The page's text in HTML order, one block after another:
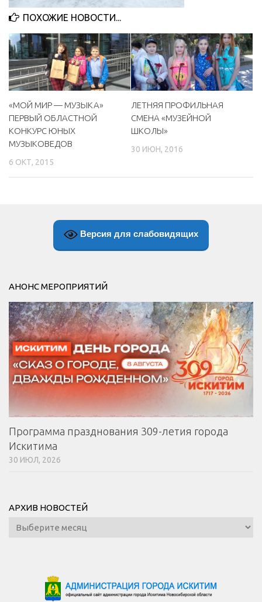
МБУ Дом культуры «Молодость»
МБУ Дом культуры «Октябрь»
МБОУ ДО «Детская школа искусств»
МБОУ ДО «Детская музыкальная школа»
МБУК «Искитимский городской историко-художественный
музей»
МБУК «Централизованная библиотечная система»
ДК «Россия»
Контакты
ПОХОЖИЕ НОВОСТИ...
«МОЙ МИР — МУЗЫКА»
ПЕРВЫЙ ОБЛАСТНОЙ
КОНКУРС ЮНЫХ
МУЗЫКОВЕДОВ
6 ОКТ, 2015
ЛЕТНЯЯ ПРОФИЛЬНАЯ
СМЕНА «МУЗЕЙНОЙ
ШКОЛЫ»
30 ИЮН, 2016
Версия для слабовидящих
АНОНС МЕРОПРИЯТИЙ
Программа празднования 309-летия города
Искитима
30 ИЮЛ, 2026
АРХИВ НОВОСТЕЙ
Архив
новостей